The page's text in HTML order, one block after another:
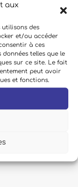
aux
utilisons des
et/ou accéder
à ces
telles que le
sur ce site. Le fait
peut avoir
et fonctions.
: